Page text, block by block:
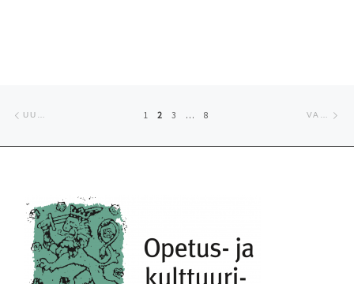
UUDEMMAT ARTIKKELIT 1 2 3 … 8 VANHEMMAT ARTIKKELIT